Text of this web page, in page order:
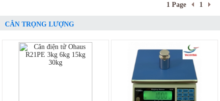
1 Page 1
CÂN TRỌNG LƯỢNG